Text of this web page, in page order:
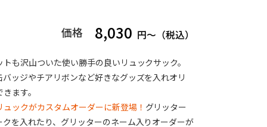
価格 8,030 円～（税込）
も沢山ついた使い勝手の良いリュックサック。
ッジやチアリボンなど好きなグッズを入れオリ
ます。
ックがカスタムオーダーに新登場！ グリッター
を入れたり、グリッターのネーム入りオーダーが